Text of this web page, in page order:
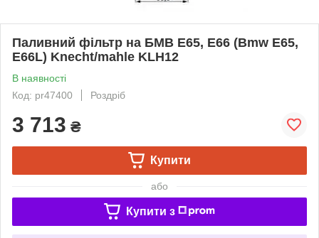
Паливний фільтр на БМВ Е65, Е66 (Bmw E65,
E66L) Knecht/mahle KLH12
В наявності
Код: pr47400
Роздріб
3 713 ₴
Купити
або
Купити з